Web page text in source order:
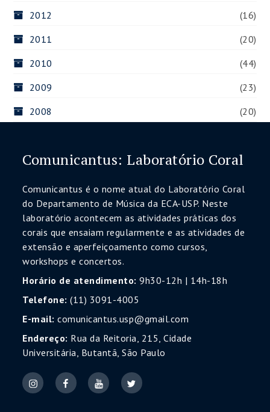
2012
(16)
2011
(20)
2010
(44)
2009
(23)
2008
(20)
Comunicantus: Laboratório Coral
Comunicantus é o nome atual do Laboratório Coral
do Departamento de Música da ECA-USP. Neste
laboratório acontecem as atividades práticas dos
corais que ensaiam regularmente e as atividades de
extensão e aperfeiçoamento como cursos,
workshops e concertos.
Horário de atendimento: 9h30-12h | 14h-18h
Telefone: (11) 3091-4005
E-mail: comunicantus.usp@gmail.com
Endereço: Rua da Reitoria, 215, Cidade
Universitária, Butantã, São Paulo